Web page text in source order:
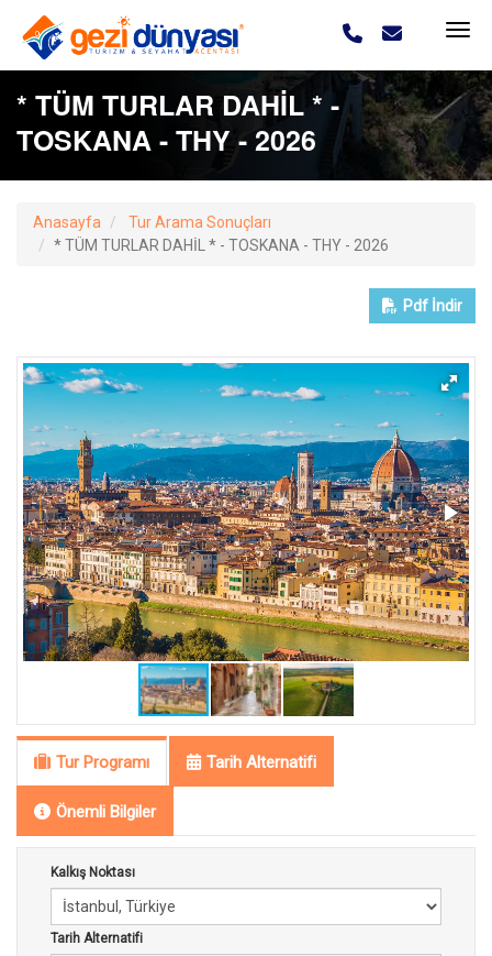
* TÜM TURLAR DAHİL * -
TOSKANA - THY - 2026
Anasayfa
Tur Arama Sonuçları
* TÜM TURLAR DAHİL * - TOSKANA - THY - 2026
Pdf İndir
Tur Programı Tarih Alternatifi
Önemli Bilgiler
Kalkış Noktası
Tarih Alternatifi